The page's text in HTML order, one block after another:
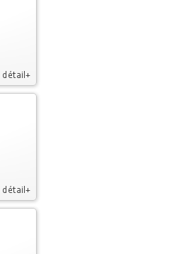
détail+
détail+